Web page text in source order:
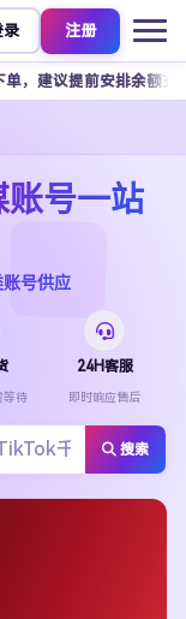
录 注册
额充值。 客
号一站
号供应
等待
24H客服
即时响应售后
搜索